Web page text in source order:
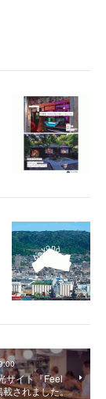
サイト『Feel
載されました。